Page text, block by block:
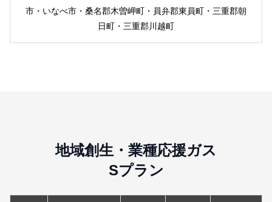
市・いなべ市・桑名郡木曽岬町・員弁郡東員町・三重郡朝
日町・三重郡川越町
地域創生・業種応援ガス
Sプラン